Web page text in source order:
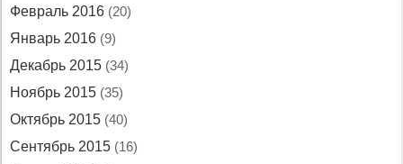
Февраль 2016 (20)
Январь 2016 (9)
Декабрь 2015 (34)
Ноябрь 2015 (35)
Октябрь 2015 (40)
Сентябрь 2015 (16)